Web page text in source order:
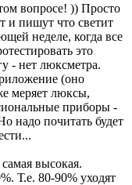
вопросе! )) Просто
и пишут что светит
неделе, когда все
это
- нет люксметра.
(оно
меряет люксы,
приборы -
надо почитать будет
высокая.
Т.е. 80-90% уходят